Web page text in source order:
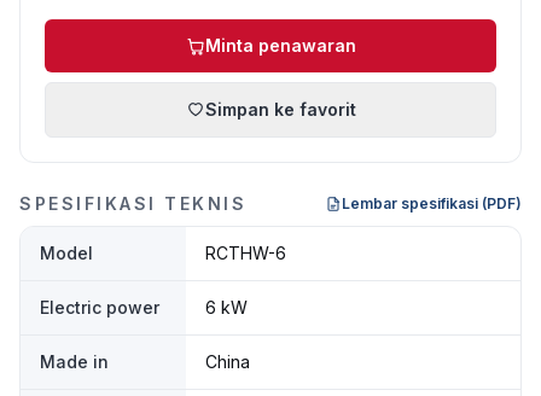
Minta penawaran
Simpan ke favorit
SPESIFIKASI TEKNIS Lembar spesifikasi (PDF)
Model RCTHW-6
Electric power 6 kW
Made in China